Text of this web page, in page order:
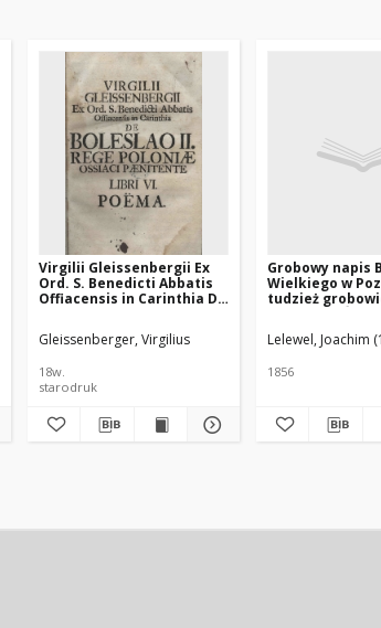
Virgilii Gleissenbergii Ex
Ord. S. Benedicti Abbatis
Offiacensis in Carinthia De
ossiaci paenitente libri VI.
Poëma
Gleissenberger, Virgilius
18w.
starodruk
Grobowy napis
Wielkiego w
tudzież
Ossjaku.
Lelewel, Joachim
1856